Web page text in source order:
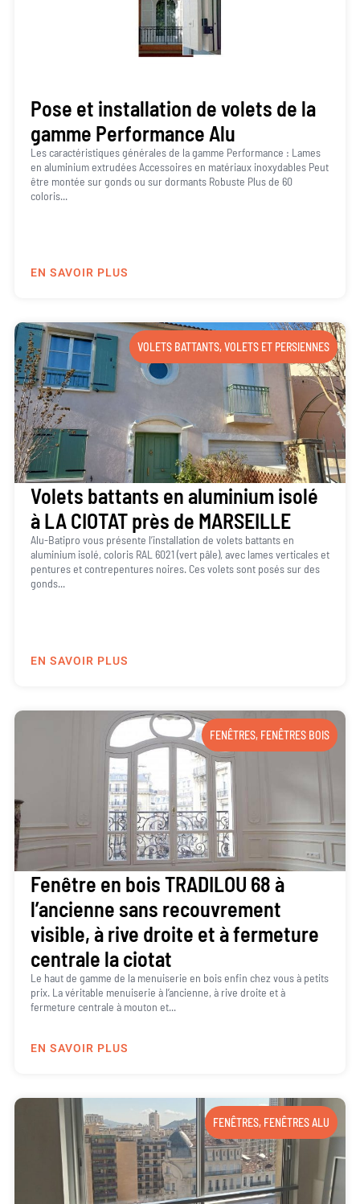
Pose et installation de volets de la
gamme Performance Alu
Les caractéristiques générales de la gamme Performance : Lames
en aluminium extrudées Accessoires en matériaux inoxydables Peut
être montée sur gonds ou sur dormants Robuste Plus de 60
coloris...
EN SAVOIR PLUS
VOLETS BATTANTS,VOLETS ET PERSIENNES
Volets battants en aluminium isolé
à LA CIOTAT près de MARSEILLE
Alu-Batipro vous présente l’installation de volets battants en
aluminium isolé, coloris RAL 6021 (vert pâle), avec lames verticales et
pentures et contrepentures noires. Ces volets sont posés sur des
gonds...
EN SAVOIR PLUS
FENÊTRES, FENÊTRES BOIS
Fenêtre en bois TRADILOU 68 à
l’ancienne sans recouvrement
visible, à rive droite et à fermeture
centrale la ciotat
Le haut de gamme de la menuiserie en bois enfin chez vous à petits
prix. La véritable menuiserie à l’ancienne, à rive droite et à
fermeture centrale à mouton et...
EN SAVOIR PLUS
FENÊTRES, FENÊTRES ALU